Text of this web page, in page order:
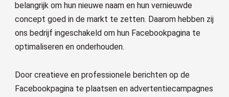
belangrijk om hun nieuwe naam en hun vernieuwde
concept goed in de markt te zetten. Daarom hebben zij
ons bedrijf ingeschakeld om hun Facebookpagina te
optimaliseren en onderhouden.
Door creatieve en professionele berichten op de
Facebookpagina te plaatsen en advertentiecampagnes